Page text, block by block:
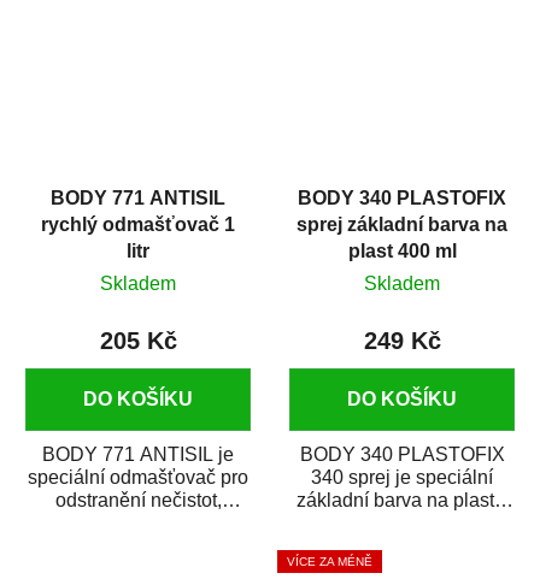
BODY 771 ANTISIL
rychlý odmašťovač 1
litr
Skladem
205 Kč
DO KOŠÍKU
BODY 771 ANTISIL je
speciální odmašťovač pro
odstranění nečistot,
BODY 340 PLASTOFIX
sprej základní barva na
plast 400 ml
Skladem
249 Kč
DO KOŠÍKU
BODY 340 PLASTOFIX
340 sprej je speciální
základní barva na plasty,
vrchních...
VÍCE ZA MÉNĚ